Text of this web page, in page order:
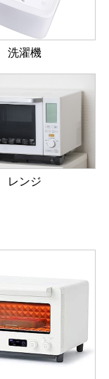
洗濯機
レンジ